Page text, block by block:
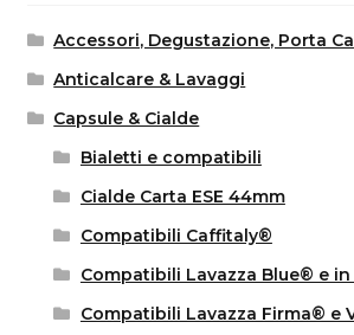
Accessori, Degustazione, Porta
Anticalcare & Lavaggi
Capsule & Cialde
Bialetti e compatibili
Cialde Carta ESE 44mm
Compatibili Caffitaly®
Compatibili Lavazza Blue® e
Compatibili Lavazza Firma® e